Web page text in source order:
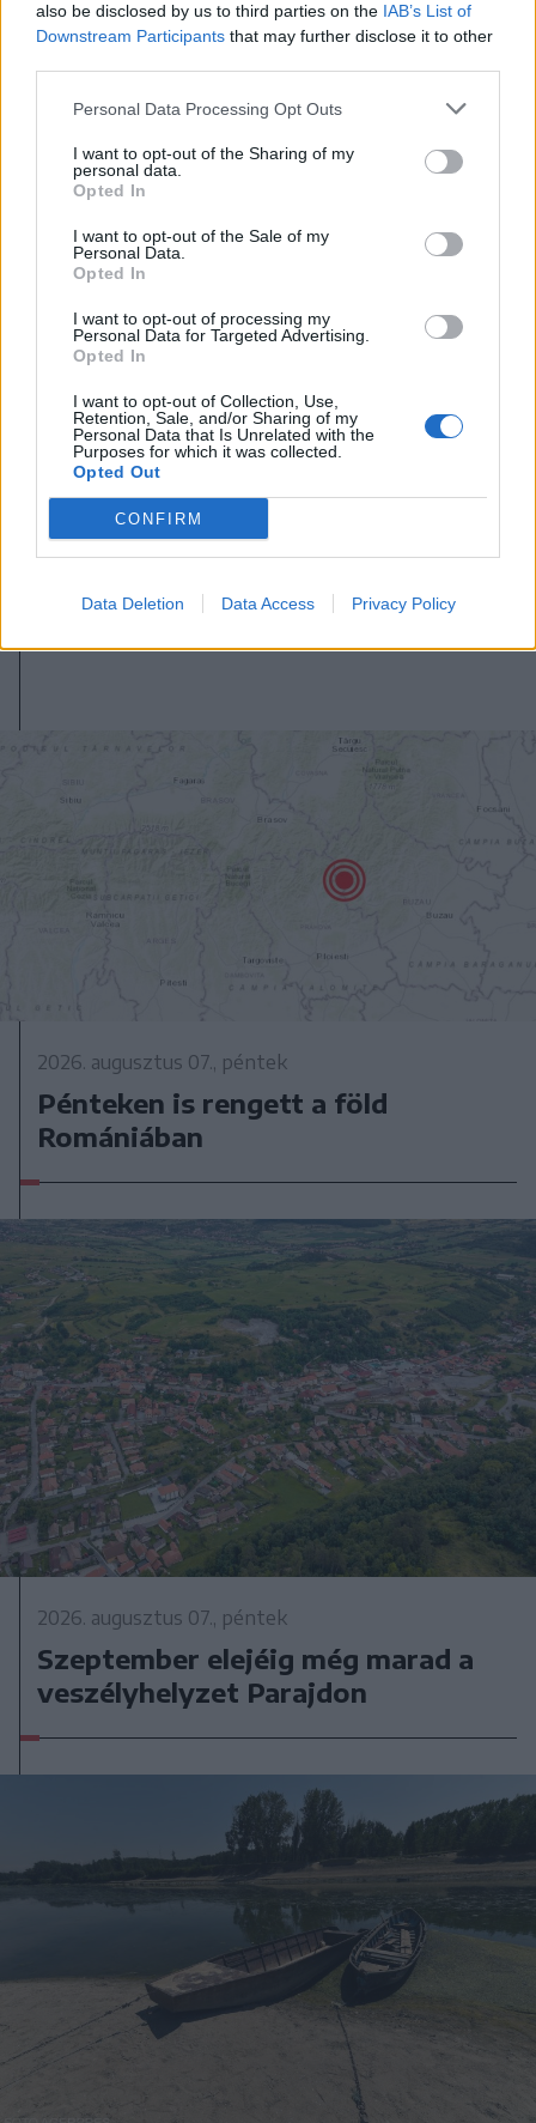
also be disclosed by us to third parties on the IAB’s List of
Downstream Participants that may further disclose it to other
Personal Data Processing Opt Outs
I want to opt-out of the Sharing of my
personal data.
Opted In
I want to opt-out of the Sale of my
Personal Data.
Opted In
I want to opt-out of processing my
Personal Data for Targeted Advertising.
Opted In
I want to opt-out of Collection, Use,
Retention, Sale, and/or Sharing of my
Personal Data that Is Unrelated with the
Purposes for which it was collected.
Opted Out
CONFIRM
Data Deletion Data Access Privacy Policy
A rovat további cikkei
2026. augusztus 07., péntek
Augusztus végéig még ingyenes
lesz az első elektronikus személyi
2026. augusztus 07., péntek
Pénteken is rengett a föld
Romániában
2026. augusztus 07., péntek
Szeptember elejéig még marad a
veszélyhelyzet Parajdon